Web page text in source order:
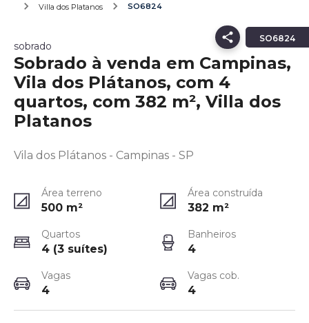
Villa dos Platanos
SO6824
SO6824
sobrado
Sobrado à venda em Campinas,
Vila dos Plátanos, com 4
quartos, com 382 m², Villa dos
Platanos
Vila dos Plátanos - Campinas - SP
Área terreno
500 m²
Área construída
382 m²
Quartos
4 (3 suítes)
Banheiros
4
Vagas
4
Vagas cob.
4